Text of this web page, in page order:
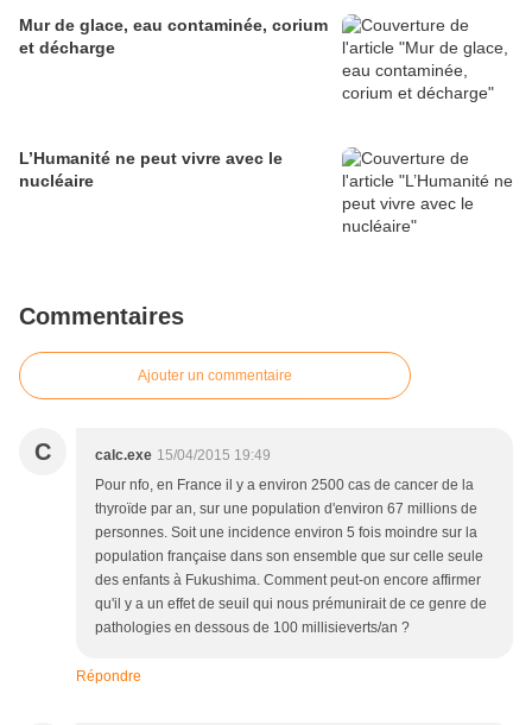
Mur de glace, eau contaminée, corium
et décharge
L’Humanité ne peut vivre avec le
nucléaire
Commentaires
Ajouter un commentaire
C calc.exe 15/04/2015 19:49
Pour nfo, en France il y a environ 2500 cas de cancer de la
thyroïde par an, sur une population d'environ 67 millions de
personnes. Soit une incidence environ 5 fois moindre sur la
population française dans son ensemble que sur celle seule
des enfants à Fukushima. Comment peut-on encore affirmer
qu'il y a un effet de seuil qui nous prémunirait de ce genre de
pathologies en dessous de 100 millisieverts/an ?
Répondre